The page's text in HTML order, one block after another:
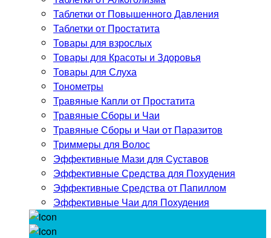
Таблетки от Повышенного Давления
Таблетки от Простатита
Товары для взрослых
Товары для Красоты и Здоровья
Товары для Слуха
Тонометры
Травяные Капли от Простатита
Травяные Сборы и Чаи
Травяные Сборы и Чаи от Паразитов
Триммеры для Волос
Эффективные Мази для Суставов
Эффективные Средства для Похудения
Эффективные Средства от Папиллом
Эффективные Чаи для Похудения